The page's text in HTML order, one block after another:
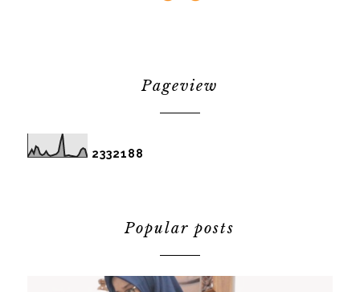
Pageview
2332188
Popular posts